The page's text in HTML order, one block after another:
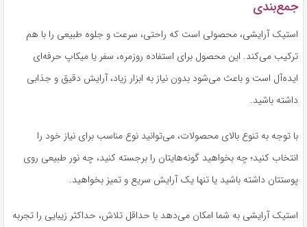
جمع‌بندی
استیک آرایشی، محصولی است که راحتی، سرعت و جلوه طبیعی را با هم
ترکیب می‌کند. این محصول برای استفاده روزمره، سفر یا میکاپ حرفه‌ای
ایده‌آل است و باعث می‌شود بدون نیاز به ابزار زیاد، آرایش دقیق و جذابی
داشته باشید.
با توجه به تنوع بالای محصولات، می‌توانید نوع مناسب برای نیاز خود را
انتخاب کنید؛ چه بخواهید گونه‌هایتان را برجسته کنید، چه نور طبیعی روی
پوستتان داشته باشید یا تنها یک آرایش سریع و تمیز بخواهید.
استیک آرایشی به شما امکان می‌دهد با حداقل تلاش، حداکثر زیبایی را تجربه